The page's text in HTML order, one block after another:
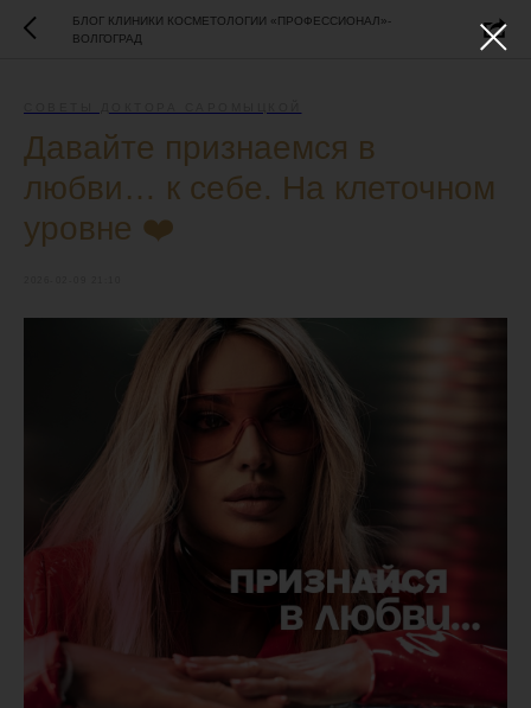
БЛОГ КЛИНИКИ КОСМЕТОЛОГИИ «ПРОФЕССИОНАЛ»-
ВОЛГОГРАД
Давайте признаемся в
любви… к себе. На клеточном
уровне ❤️